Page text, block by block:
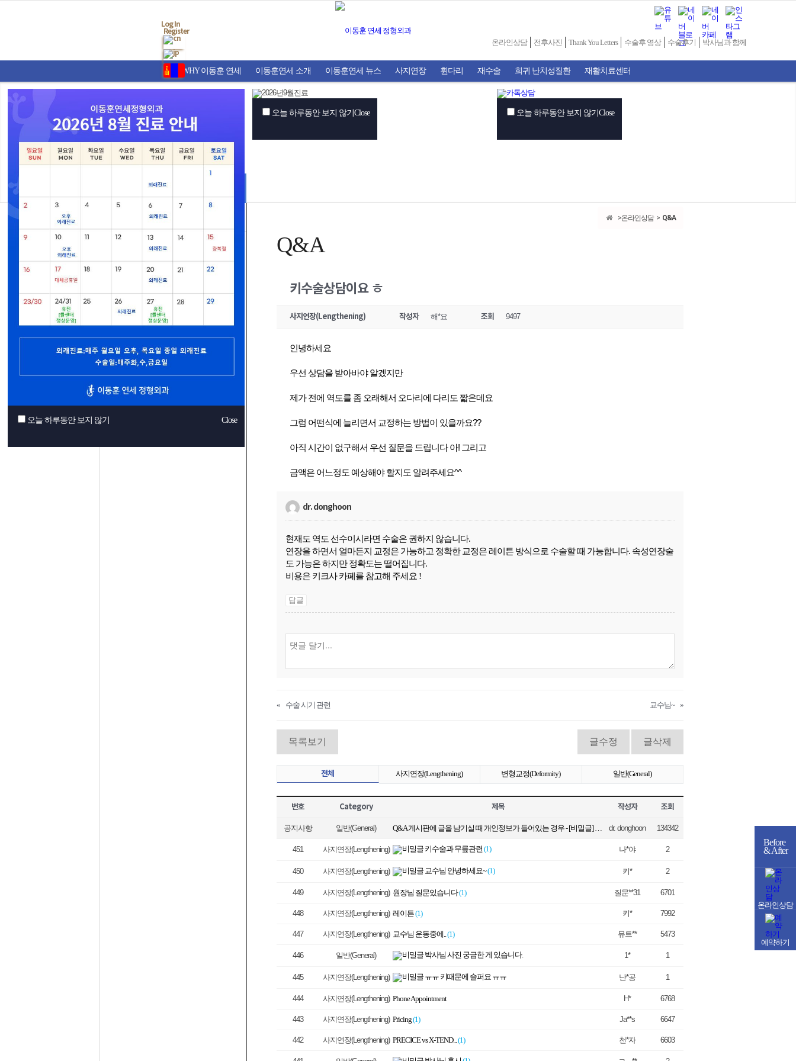
온라인상담 전후사진 Thank You Letters 수술후 영상 수술후기 박사님과 함께
Log In
Register
WHY 이동훈 연세 이동훈연세 소개 이동훈연세 뉴스 사지연장 휜다리 재수술 희귀 난치성질환 재활치료센터
온라인상담 Q&A
Q&A
키수술상담이요 ㅎ
사지연장(Lengthening) 작성자 해*요 조회 9497
인녕하세요
우선 상담을 받아바야 알겠지만
제가 전에 역도를 좀 오래해서 오다리에 다리도 짧은데요
그럼 어떤식에 늘리면서 교정하는 방법이 있을까요??
아직 시간이 없구해서 우선 질문을 드립니다 아! 그리고
금액은 어느정도 예상해야 할지도 알려주세요^^
dr. donghoon
현재도 역도 선수이시라면 수술은 권하지 않습니다.
연장을 하면서 얼마든지 교정은 가능하고 정확한 교정은 레이튼 방식으로 수술할 때 가능합니다. 속성연장술
도 가능은 하지만 정확도는 떨어집니다.
비용은 키크사 카페를 참고해 주세요 !
답글
« 수술 시기 관련 교수님~ »
목록보기 글수정 글삭제
전체 사지연장(Lengthening) 변형교정(Deformity) 일반(General)
번호 Category 제목 작성자 조회
공지사항 일반(General) Q&A 게시판에 글을 남기실 때 개인정보가 들어있는 경우 - [비밀글] 기능을 사용하시는 것이 개인정보노출방지에 효과적입니다. (1)
dr. donghoon 134342
451 사지연장(Lengthening) 키수술과 무릎관련 (1) 나*야 2
450 사지연장(Lengthening) 교수님 안녕하세요~(1) 키* 2
449 사지연장(Lengthening) 원장님 질문있습니다(1) 질문**31 6701
448 사지연장(Lengthening) 레이튼(1) 키* 7992
447 사지연장(Lengthening) 교수님 운동중에..(1) 뮤트** 5473
446 일반(General) 박사님 사진 궁금한 게 있습니다. 1* 1
445 사지연장(Lengthening) ㅠㅠ 키때문에 슬퍼요 ㅠㅠ 난*공 1
444 사지연장(Lengthening) Phone Appointment H* 6768
443 사지연장(Lengthening) Pricing(1) Ja**s 6647
442 사지연장(Lengthening) PRECICE vs X-TEND...(1) 천*자 6603
온라인상담
Before
& After
온라인상담
예약하기
오늘 하루동안 보지 않기 Close
오늘 하루동안 보지 않기 Close 오늘 하루동안 보지 않기 Close